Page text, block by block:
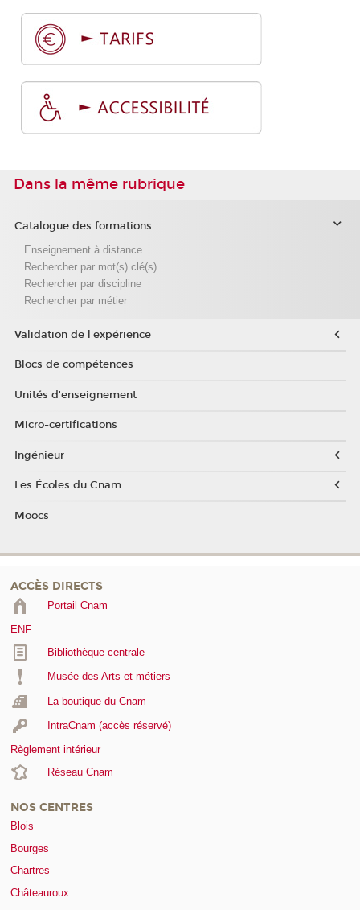
Dans la même rubrique
Catalogue des formations
Enseignement à distance
Rechercher par mot(s) clé(s)
Rechercher par discipline
Rechercher par métier
Validation de l'expérience
Blocs de compétences
Unités d'enseignement
Micro-certifications
Ingénieur
Les Écoles du Cnam
Moocs
ACCÈS DIRECTS
Portail Cnam
ENF
Bibliothèque centrale
Musée des Arts et métiers
La boutique du Cnam
IntraCnam (accès réservé)
Règlement intérieur
Réseau Cnam
NOS CENTRES
Blois
Bourges
Chartres
Châteauroux